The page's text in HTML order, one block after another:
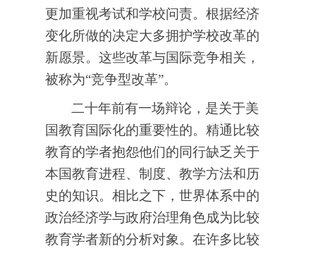
更加重视考试和学校问责。根据经济
变化所做的决定大多拥护学校改革的
新愿景。这些改革与国际竞争相关，
被称为“竞争型改革”。
二十年前有一场辩论，是关于美
国教育国际化的重要性的。精通比较
教育的学者抱怨他们的同行缺乏关于
本国教育进程、制度、教学方法和历
史的知识。相比之下，世界体系中的
政治经济学与政府治理角色成为比较
教育学者新的分析对象。在许多比较